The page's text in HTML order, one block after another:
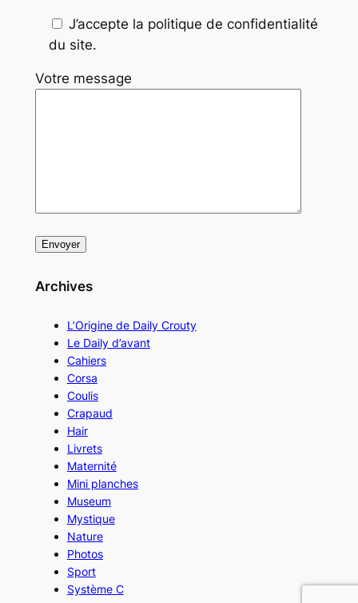
J’accepte la politique de confidentialité
du site.
Votre message
Archives
L’Origine de Daily Crouty
Le Daily d’avant
Cahiers
Corsa
Coulis
Crapaud
Hair
Livrets
Maternité
Mini planches
Museum
Mystique
Nature
Photos
Sport
Système C